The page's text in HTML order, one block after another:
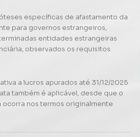
específicas de afastamento da
para governos estrangeiros,
entidades estrangeiras
observados os requisitos
a lucros apurados até 31/12/2025
também é aplicável, desde que o
ocorra nos termos originalmente